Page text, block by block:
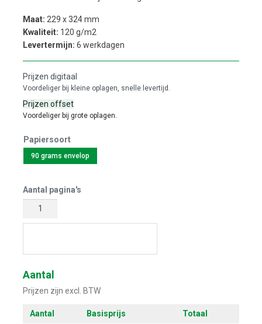
Maat: 229 x 324 mm
Kwaliteit: 120 g/m2
Levertermijn: 6 werkdagen
Prijzen digitaal
Voordeliger bij kleine oplagen, snelle levertijd.
Prijzen offset
Voordeliger bij grote oplagen.
Papiersoort
90 grams envelop
Aantal pagina's
Aantal
Prijzen zijn excl. BTW
Aantal Basisprijs Totaal